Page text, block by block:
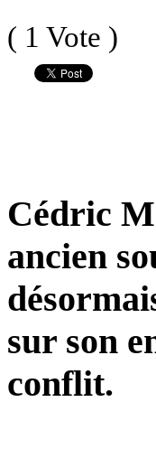
( 1 Vote )
Cédric
ancien
sur son
conflit.